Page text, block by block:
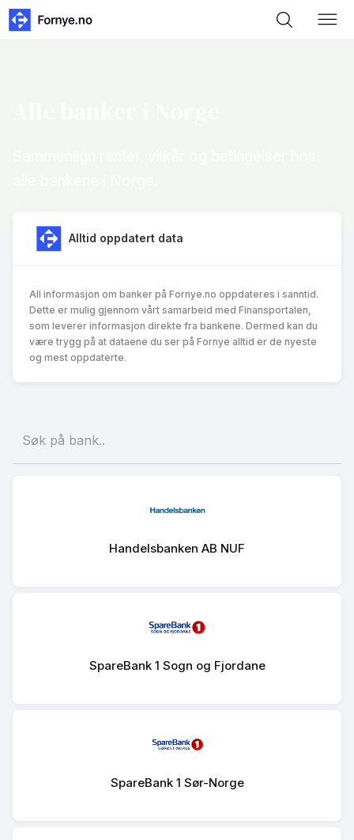
Alltid oppdatert data
All informasjon om banker på Fornye.no oppdateres i sanntid.
Dette er mulig gjennom vårt samarbeid med Finansportalen,
som leverer informasjon direkte fra bankene. Dermed kan du
være trygg på at dataene du ser på Fornye alltid er de nyeste
og mest oppdaterte.
Handelsbanken AB NUF
SpareBank 1 Sogn og Fjordane
SpareBank 1 Sør-Norge